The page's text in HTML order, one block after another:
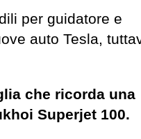
per guidatore e
auto Tesla,
che ricorda una
Superjet 100.